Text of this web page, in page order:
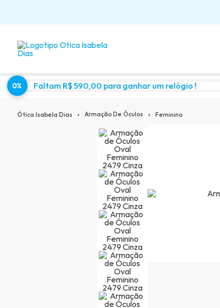
0% Faltam R$ 590,00 para ganhar um relógio !
Ótica Isabela Dias › Armação De Óculos › Feminino